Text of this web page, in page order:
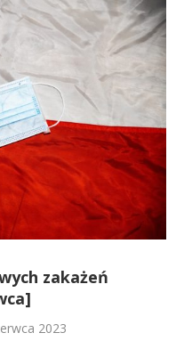
zakażeń
2023